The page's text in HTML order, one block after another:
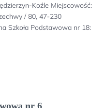
Koźle Miejscowość:
/ 80, 47-230
Szkoła Podstawowa nr 18:
nr 6